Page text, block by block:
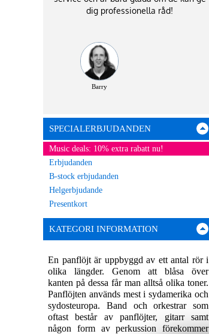
dig professionella råd!
Barry
SPECIALERBJUDANDEN
Music deals: 10% extra rabatt nu!
Erbjudanden
B-stock erbjudanden
Helgerbjudande
Presentkort
KATEGORI INFORMATION
En panflöjt är uppbyggd av ett antal rör i
olika längder. Genom att blåsa över
kanten på dessa får man alltså olika toner.
Panflöjten används mest i sydamerika och
sydosteuropa. Band och orkestrar som
oftast består av panflöjter, gitarr samt
någon form av perkussion förekommer